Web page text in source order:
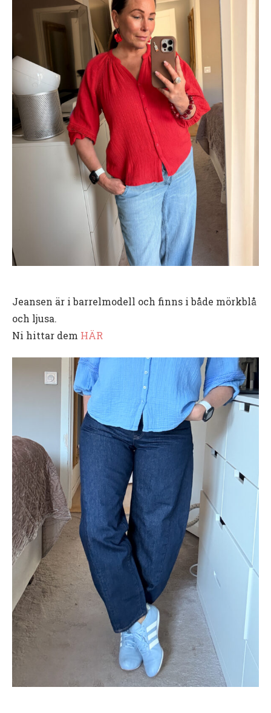
Jeansen är i barrelmodell och finns i både mörkblå
och ljusa.
Ni hittar dem HÄR